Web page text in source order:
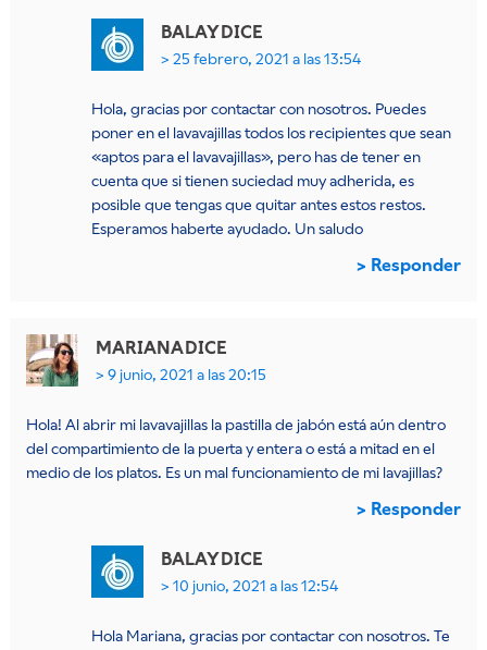
BALAYDICE
25 febrero, 2021 a las 13:54
Hola, gracias por contactar con nosotros. Puedes
poner en el lavavajillas todos los recipientes que sean
«aptos para el lavavajillas», pero has de tener en
cuenta que si tienen suciedad muy adherida, es
posible que tengas que quitar antes estos restos.
Esperamos haberte ayudado. Un saludo
Responder
MARIANADICE
9 junio, 2021 a las 20:15
Hola! Al abrir mi lavavajillas la pastilla de jabón está aún dentro
del compartimiento de la puerta y entera o está a mitad en el
medio de los platos. Es un mal funcionamiento de mi lavajillas?
Responder
BALAYDICE
10 junio, 2021 a las 12:54
Hola Mariana, gracias por contactar con nosotros. Te